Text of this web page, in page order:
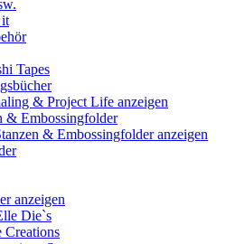
it
Tapes
& Project Life anzeigen
& Embossingfolder
& Embossingfolder anzeigen
anzeigen
Die`s
Creations